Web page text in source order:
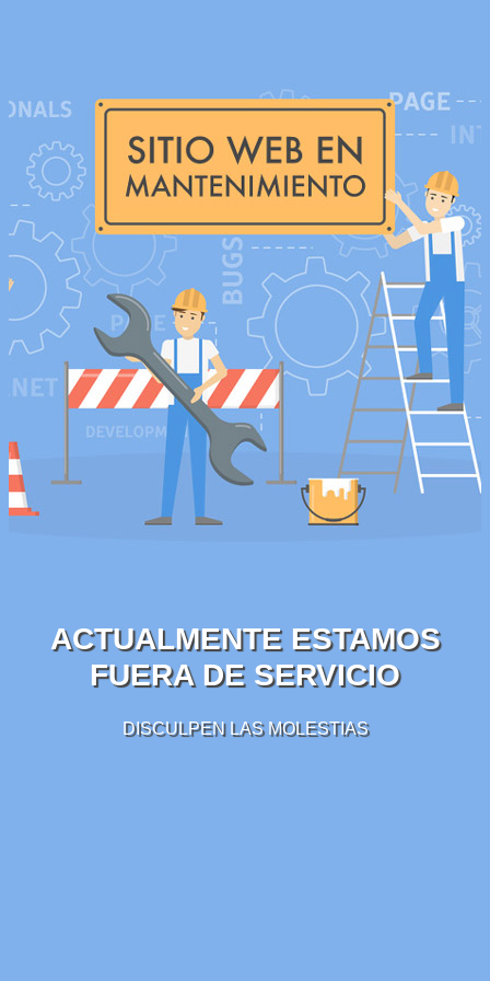
ACTUALMENTE ESTAMOS
FUERA DE SERVICIO
DISCULPEN LAS MOLESTIAS